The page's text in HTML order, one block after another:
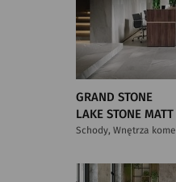
GRAND STONE
LAKE STONE MATT
Schody, Wnętrza